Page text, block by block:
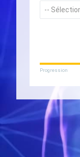
Progression